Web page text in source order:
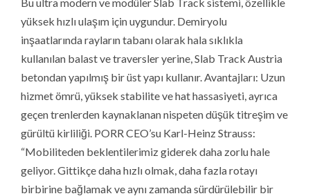
yüksek hızlı ulaşım için uygundur. Demiryolu
inşaatlarında rayların tabanı olarak hala sıklıkla
kullanılan balast ve traversler yerine, Slab Track Austria
betondan yapılmış bir üst yapı kullanır. Avantajları: Uzun
hizmet ömrü, yüksek stabilite ve hat hassasiyeti, ayrıca
geçen trenlerden kaynaklanan nispeten düşük titreşim ve
gürültü kirliliği. PORR CEO’su Karl-Heinz Strauss:
“Mobiliteden beklentilerimiz giderek daha zorlu hale
geliyor. Gittikçe daha hızlı olmak, daha fazla rotayı
birbirine bağlamak ve aynı zamanda sürdürülebilir bir